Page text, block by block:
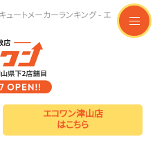
ュートメーカーランキング - エ
エコワン津山店
はこちら
t
o
a
g